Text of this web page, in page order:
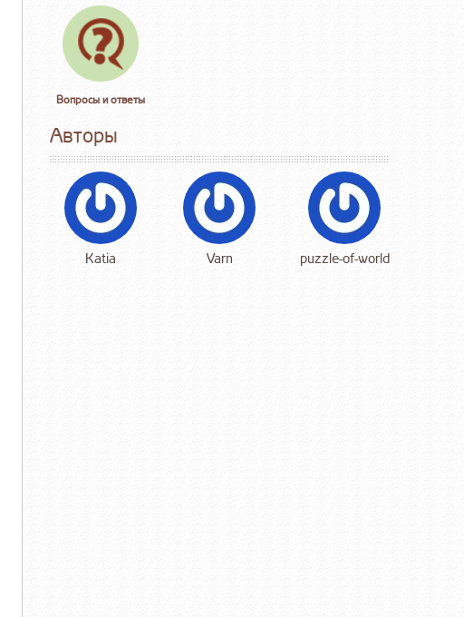
Вопросы и ответы
Авторы
Katia Varn puzzle-of-world